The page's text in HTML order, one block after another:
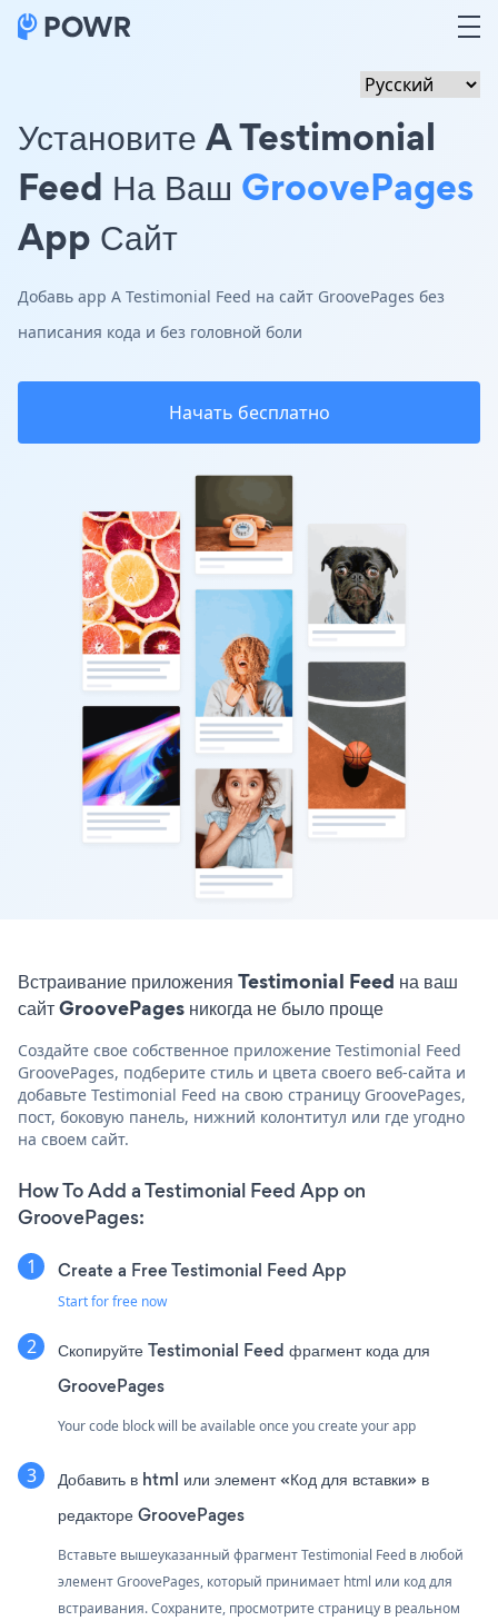
Установите A Testimonial
Feed На Ваш GroovePages
App Сайт
Добавь app A Testimonial Feed на сайт GroovePages без
написания кода и без головной боли
Начать бесплатно
Встраивание приложения Testimonial Feed на ваш
сайт GroovePages никогда не было проще
Создайте свое собственное приложение Testimonial Feed
GroovePages, подберите стиль и цвета своего веб-сайта и
добавьте Testimonial Feed на свою страницу GroovePages,
пост, боковую панель, нижний колонтитул или где угодно
на своем сайт.
How To Add a Testimonial Feed App on
GroovePages:
Create a Free Testimonial Feed App
Start for free now
Скопируйте Testimonial Feed фрагмент кода для
GroovePages
Your code block will be available once you create your app
Добавить в html или элемент «Код для вставки» в
редакторе GroovePages
Вставьте вышеуказанный фрагмент Testimonial Feed в любой
элемент GroovePages, который принимает html или код для
встраивания. Сохраните, просмотрите страницу в реальном